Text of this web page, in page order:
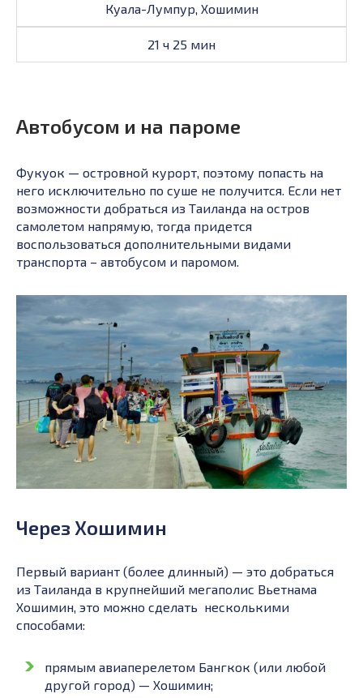
Куала-Лумпур, Хошимин
21 ч 25 мин
Автобусом и на пароме
Фукуок — островной курорт, поэтому попасть на
него исключительно по суше не получится. Если нет
возможности добраться из Таиланда на остров
самолетом напрямую, тогда придется
воспользоваться дополнительными видами
транспорта – автобусом и паромом.
Через Хошимин
Первый вариант (более длинный) — это добраться
из Таиланда в крупнейший мегаполис Вьетнама
Хошимин, это можно сделать несколькими
способами:
прямым авиаперелетом Бангкок (или любой
другой город) — Хошимин;